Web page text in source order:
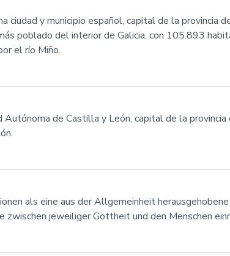
ciudad y municipio español, capital de la provincia
poblado del interior de Galicia, con 105.893
el río Miño.
Autónoma de Castilla y León, capital de la
als eine aus der Allgemeinheit
jeweiliger Gottheit und den Menschen